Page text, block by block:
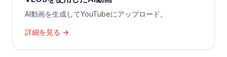
AI動画を生成してYouTubeにアップロード。
詳細を見る →